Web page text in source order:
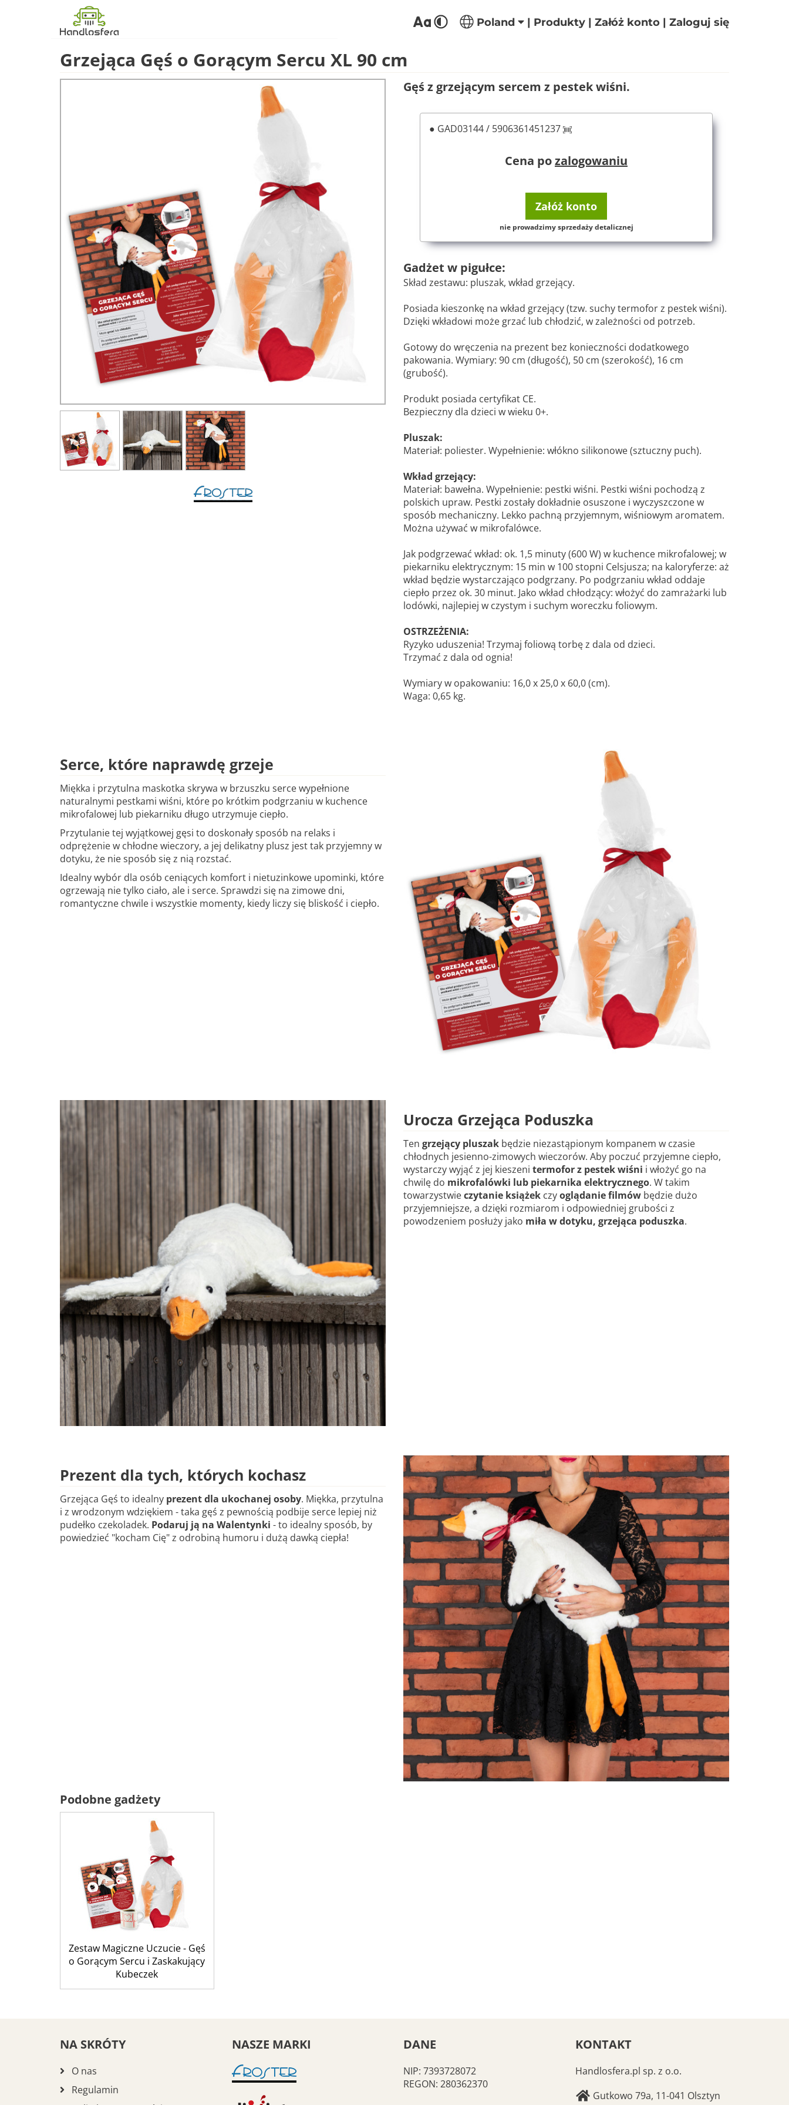
Poland | Produkty | Załóż konto | Zaloguj się
Grzejąca Gęś o Gorącym Sercu XL 90 cm
Gęś z grzejącym sercem z pestek wiśni.
● GAD03144 / 5906361451237
Cena pozalogowaniu
Załóż konto
nie prowadzimy sprzedaży detalicznej
Gadżet w pigułce:
Skład zestawu: pluszak, wkład grzejący.
Posiada kieszonkę na wkład grzejący (tzw. suchy termofor z pestek wiśni).
Dzięki wkładowi może grzać lub chłodzić, w zależności od potrzeb.
Gotowy do wręczenia na prezent bez konieczności dodatkowego
pakowania. Wymiary: 90 cm (długość), 50 cm (szerokość), 16 cm
(grubość).
Produkt posiada certyfikat CE.
Bezpieczny dla dzieci w wieku 0+.
Pluszak:
Materiał: poliester. Wypełnienie: włókno silikonowe (sztuczny puch).
Wkład grzejący:
Materiał: bawełna. Wypełnienie: pestki wiśni. Pestki wiśni pochodzą z
polskich upraw. Pestki zostały dokładnie osuszone i wyczyszczone w
sposób mechaniczny. Lekko pachną przyjemnym, wiśniowym aromatem.
Można używać w mikrofalówce.
Jak podgrzewać wkład: ok. 1,5 minuty (600 W) w kuchence mikrofalowej; w
piekarniku elektrycznym: 15 min w 100 stopni Celsjusza; na kaloryferze: aż
wkład będzie wystarczająco podgrzany. Po podgrzaniu wkład oddaje
ciepło przez ok. 30 minut. Jako wkład chłodzący: włożyć do zamrażarki lub
lodówki, najlepiej w czystym i suchym woreczku foliowym.
OSTRZEŻENIA:
Ryzyko uduszenia! Trzymaj foliową torbę z dala od dzieci.
Trzymać z dala od ognia!
Wymiary w opakowaniu: 16,0 x 25,0 x 60,0 (cm).
Waga: 0,65 kg.
Serce, które naprawdę grzeje
Miękka i przytulna maskotka skrywa w brzuszku serce wypełnione
naturalnymi pestkami wiśni, które po krótkim podgrzaniu w kuchence
mikrofalowej lub piekarniku długo utrzymuje ciepło.
Przytulanie tej wyjątkowej gęsi to doskonały sposób na relaks i
odprężenie w chłodne wieczory, a jej delikatny plusz jest tak przyjemny w
dotyku, że nie sposób się z nią rozstać.
Idealny wybór dla osób ceniących komfort i nietuzinkowe upominki, które
ogrzewają nie tylko ciało, ale i serce. Sprawdzi się na zimowe dni,
romantyczne chwile i wszystkie momenty, kiedy liczy się bliskość i ciepło.
Urocza Grzejąca Poduszka
Ten grzejący pluszak będzie niezastąpionym kompanem w czasie
chłodnych jesienno-zimowych wieczorów. Aby poczuć przyjemne ciepło,
wystarczy wyjąć z jej kieszeni termofor z pestek wiśni i włożyć go na
chwilę do mikrofalówki lub piekarnika elektrycznego. W takim
towarzystwieczytanie książek czyoglądanie filmów będzie dużo
przyjemniejsze, a dzięki rozmiarom i odpowiedniej grubości z
powodzeniem posłuży jako miła w dotyku, grzejąca poduszka.
Prezent dla tych, których kochasz
Grzejąca Gęś to idealny prezent dla ukochanej osoby. Miękka, przytulna
i z wrodzonym wdziękiem - taka gęś z pewnością podbije serce lepiej niż
pudełko czekoladek. Podaruj ją na Walentynki - to idealny sposób, by
powiedzieć "kocham Cię" z odrobiną humoru i dużą dawką ciepła!
Podobne gadżety
Zestaw Magiczne Uczucie - Gęś
o Gorącym Sercu i Zaskakujący
Kubeczek
NA SKRÓTY
O nas
Regulamin
NASZE MARKI DANE
NIP: 7393728072
REGON: 280362370
KONTAKT
Handlosfera.pl sp. z o.o.
Gutkowo 79a, 11-041 Olsztyn